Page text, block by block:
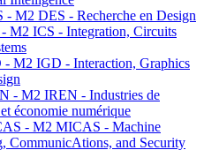
- M2 DES - Recherche en Design
M2 ICS - Integration, Circuits
M2 IGD - Interaction, Graphics
- M2 IREN - Industries de
économie numérique
- M2 MICAS - Machine
CommunicAtions, and Security